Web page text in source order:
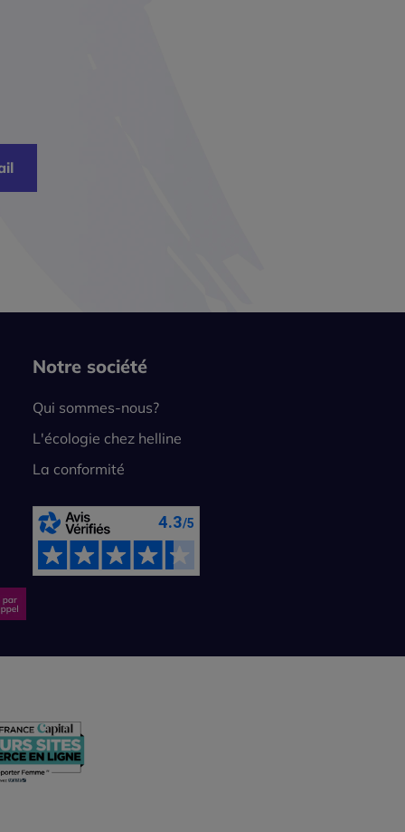
Notre société
Qui sommes-nous?
L'écologie chez helline
La conformité